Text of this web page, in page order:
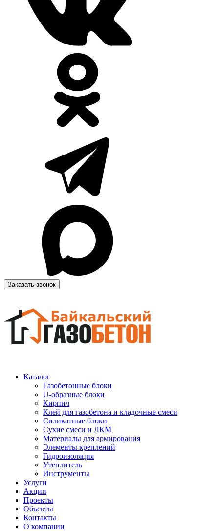
Заказать звонок
Каталог
Газобетонные блоки
U-образные блоки
Кирпич
Клей для газобетона и кладочные смеси
Силикатные блоки
Сухие смеси и ЛКМ
Материалы для армирования
Элементы креплений
Гидроизоляция
Утеплитель
Инструменты
Услуги
Акции
Проекты
Объекты
Контакты
О компании